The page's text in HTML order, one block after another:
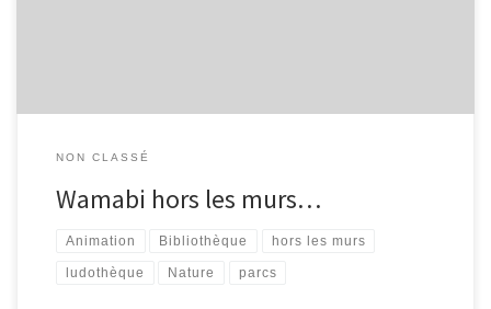
NON CLASSÉ
Wamabi hors les murs…
Animation Bibliothèque hors les murs
ludothèque Nature parcs